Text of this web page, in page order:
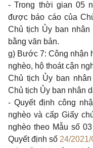
- Trong thời gian 05
được báo cáo của
Chủ tịch Ủy ban
bằng văn bản.
g) Bước 7: Công nhận
nghèo, hộ thoát cận
Chủ tịch Ủy ban
Chủ tịch Ủy ban nhân
- Quyết định công
nghèo và cấp Giấy
nghèo theo Mẫu số
Quyết định số 24/